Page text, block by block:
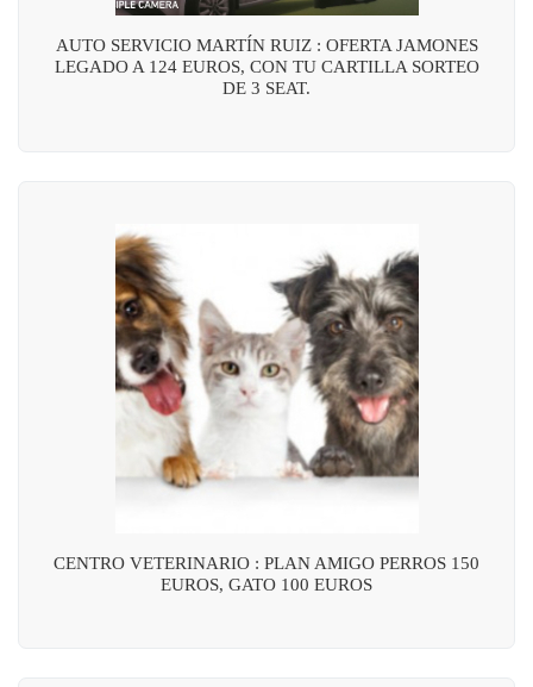
AUTO SERVICIO MARTÍN RUIZ : OFERTA JAMONES
LEGADO A 124 EUROS, CON TU CARTILLA SORTEO
DE 3 SEAT.
CENTRO VETERINARIO : PLAN AMIGO PERROS 150
EUROS, GATO 100 EUROS